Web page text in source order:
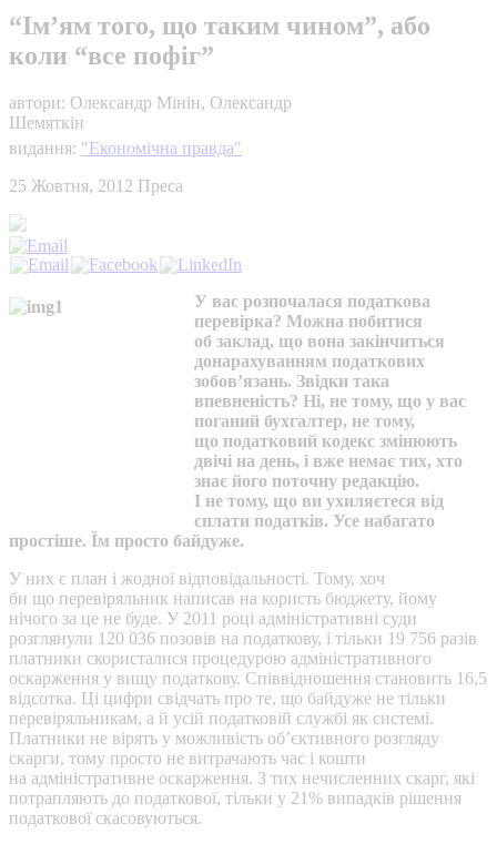
“Ім’ям того, що таким чином”, або
коли “все пофіг”
автори: Олександр Мінін, Олександр
Шемяткін
видання: "Економічна правда"
25 Жовтня, 2012 Преса
У вас розпочалася податкова
перевірка? Можна побитися
об заклад, що вона закінчиться
донарахуванням податкових
зобов’язань. Звідки така
впевненість? Ні, не тому, що у вас
поганий бухгалтер, не тому,
що податковий кодекс змінюють
двічі на день, і вже немає тих, хто
знає його поточну редакцію.
І не тому, що ви ухиляєтеся від
сплати податків. Усе набагато
простіше. Їм просто байдуже.
У них є план і жодної відповідальності. Тому, хоч
би що перевіряльник написав на користь бюджету, йому
нічого за це не буде. У 2011 році адміністративні суди
розглянули 120 036 позовів на податкову, і тільки 19 756 разів
платники скористалися процедурою адміністративного
оскарження у вищу податкову. Співвідношення становить 16,5
відсотка. Ці цифри свідчать про те, що байдуже не тільки
перевіряльникам, а й усій податковій службі як системі.
Платники не вірять у можливість об’єктивного розгляду
скарги, тому просто не витрачають час і кошти
на адміністративне оскарження. З тих нечисленних скарг, які
потрапляють до податкової, тільки у 21% випадків рішення
податкової скасовуються.